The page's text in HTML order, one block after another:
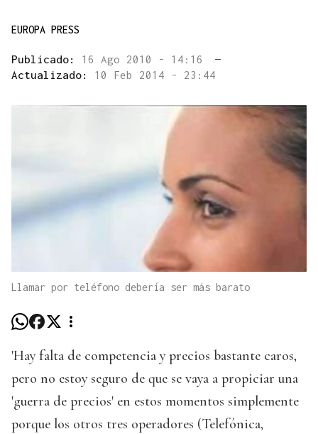
EUROPA PRESS
Publicado: 16 Ago 2010 - 14:16
—
Actualizado: 10 Feb 2014 - 23:44
Llamar por teléfono debería ser más barato
'Hay falta de competencia y precios bastante caros,
pero no estoy seguro de que se vaya a propiciar una
'guerra de precios' en estos momentos simplemente
porque los otros tres operadores (Telefónica,